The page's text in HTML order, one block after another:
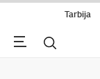
Tarbija
Menu Otsi